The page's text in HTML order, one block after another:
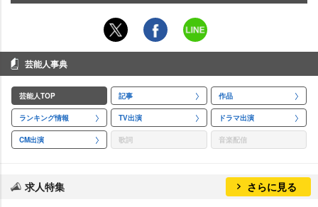
芸能人事典
芸能人TOP 記事 作品
ランキング情報 TV出演 ドラマ出演
CM出演 歌詞 音楽配信
求人特集 さらに見る